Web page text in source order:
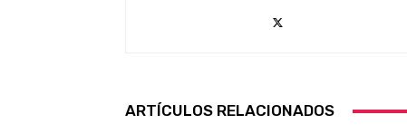
ARTÍCULOS RELACIONADOS